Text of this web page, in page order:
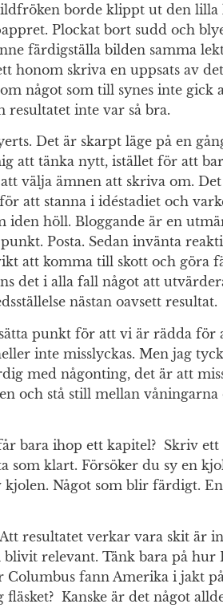
borde klippt ut den lilla
Plockat bort sudd och
färdigställa bilden samma
honom skriva en uppsats av
något som till synes inte gick
resultatet inte var så bra.
Det är skarpt läge på en
att tänka nytt, istället för att
att välja ämnen att skriva om.
att stanna i idéstadiet och
iden höll. Bloggande är en
Posta. Sedan invänta
att komma till skott och göra
det i alla fall något att
nästan oavsett resultat.
punkt för att vi är rädda för
inte misslyckas. Men jag
med någonting, det är att
och stå still mellan våningarna
bara ihop ett kapitel? Skriv ett
som klart. Försöker du sy en
kjolen. Något som blir färdigt.
resultatet verkar vara skit är
relevant. Tänk bara på hur
fann Amerika i jakt
Kanske är det något